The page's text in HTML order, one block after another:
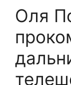
Оля